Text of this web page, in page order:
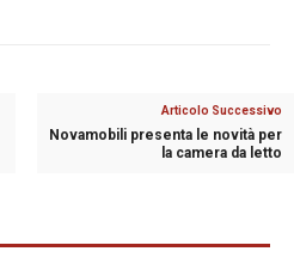
Articolo Successivo
Novamobili presenta le novità per
la camera da letto